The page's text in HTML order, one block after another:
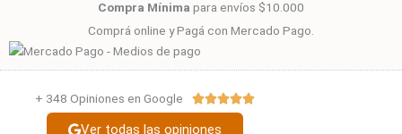
Compra Mínima para envíos $10.000
Comprá online y Pagá con Mercado Pago.
+ 348 Opiniones en Google Valorado
Ver todas las opiniones